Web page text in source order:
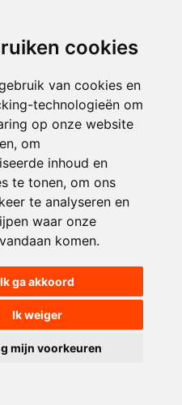
cookies
van cookies en
technologieën om
op onze website
om
inhoud en
te tonen, om ons
te analyseren en
waar onze
komen.
Ik ga akkoord
Ik weiger
mijn voorkeuren
Severs
2007